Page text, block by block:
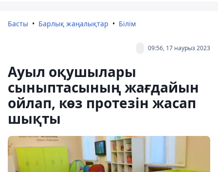
Басты Барлық жаңалықтар Білім
09:56, 17 наурыз 2023
Ауыл оқушылары
сыныптасының жағдайын
ойлап, көз протезін жасап
шықты